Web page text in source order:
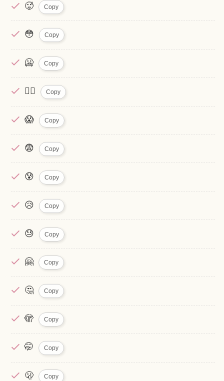
🥵 Copy
😳 Copy
🥶 Copy
😶‍🌫️ Copy
😱 Copy
😨 Copy
😰 Copy
😥 Copy
😓 Copy
🤗 Copy
🤔 Copy
🫣 Copy
🤭 Copy
🫢 Copy